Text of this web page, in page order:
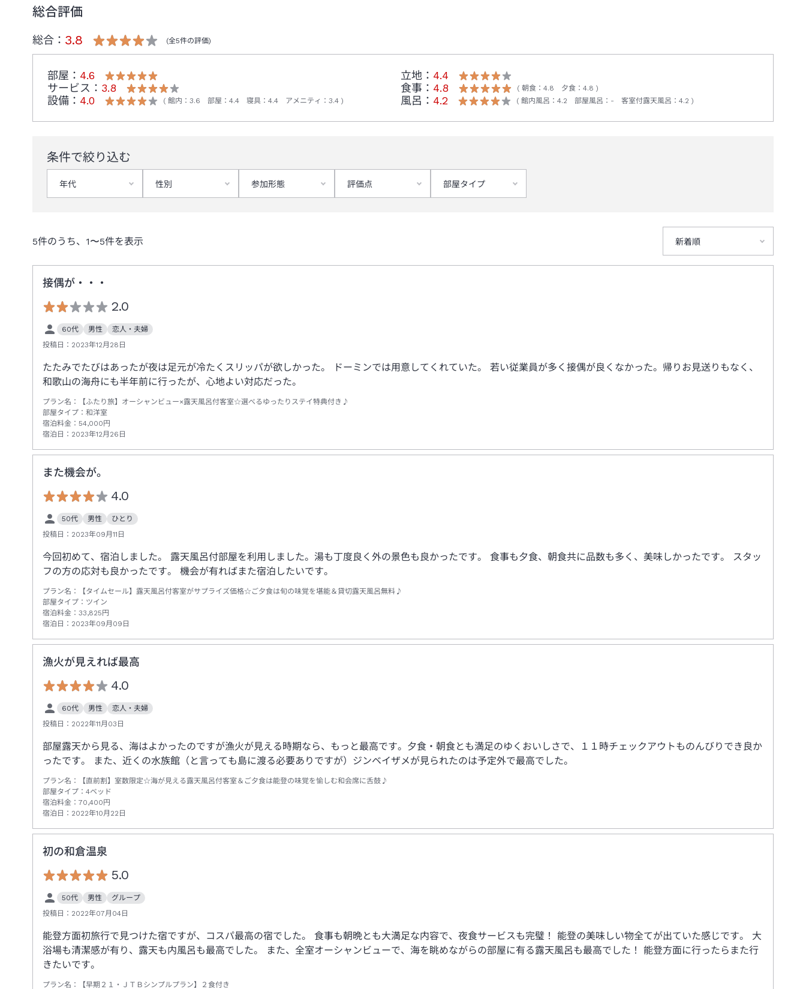
総合評価
総合： 3.8 (全5件の評価)
部屋： 4.6 立地： 4.4
サービス： 3.8 食事： 4.8 朝食 ： 4.8 夕食 ： 4.8
設備： 4.0 館内 ： 3.6 部屋 ： 4.4 寝具 ： 4.4 アメニティ ： 3.4 風呂： 4.2 館内風呂 ： 4.2 部屋風呂 ： - 客室付露天風呂 ： 4.2
条件で絞り込む
年代 性別 参加形態 評価点 部屋タイプ
5件のうち、 1〜5件を表示 新着順
接偶が・・・
2.0
60代 男性
恋人・夫婦
投稿日： 2023年12月28日
たたみでたびはあったが夜は足元が冷たくスリッパが欲しかった。 ドーミンでは用意してくれていた。 若い従業員が多く接偶が良くなかった。帰りお見送りもなく、
和歌山の海舟にも半年前に行ったが、心地よい対応だった。
プラン名：
【ふたり旅】オーシャンビュー×露天風呂付客室☆選べるゆったりステイ特典付き♪
部屋タイプ： 和洋室
宿泊料金： 54,000 円
宿泊日： 2023年12月26日
また機会が。
4.0
50代 男性
ひとり
投稿日： 2023年09月11日
今回初めて、宿泊しました。 露天風呂付部屋を利用しました。湯も丁度良く外の景色も良かったです。 食事も夕食、朝食共に品数も多く、美味しかったです。 スタッ
フの方の応対も良かったです。 機会が有ればまた宿泊したいです。
プラン名：
【タイムセール】露天風呂付客室がサプライズ価格☆ご夕食は旬の味覚を堪能＆貸切露天風呂無料♪
部屋タイプ： ツイン
宿泊料金： 33,825 円
宿泊日： 2023年09月09日
漁火が見えれば最高
4.0
60代 男性
恋人・夫婦
投稿日： 2022年11月03日
部屋露天から見る、海はよかったのですが漁火が見える時期なら、もっと最高です。夕食・朝食とも満足のゆくおいしさで、１１時チェックアウトものんびりでき良か
ったです。 また、近くの水族館（と言っても島に渡る必要ありですが）ジンベイザメが見られたのは予定外で最高でした。
プラン名：
【直前割】室数限定☆海が見える露天風呂付客室＆ご夕食は能登の味覚を愉しむ和会席に舌鼓♪
部屋タイプ： 4ベッド
宿泊料金： 70,400 円
宿泊日： 2022年10月22日
初の和倉温泉
5.0
50代 男性
グループ
投稿日： 2022年07月04日
能登方面初旅行で見つけた宿ですが、コスパ最高の宿でした。 食事も朝晩とも大満足な内容で、夜食サービスも完璧！ 能登の美味しい物全てが出ていた感じです。 大
浴場も清潔感が有り、露天も内風呂も最高でした。 また、全室オーシャンビューで、海を眺めながらの部屋に有る露天風呂も最高でした！ 能登方面に行ったらまた行
きたいです。
プラン名： 【早期２１・ＪＴＢシンプルプラン】２食付き